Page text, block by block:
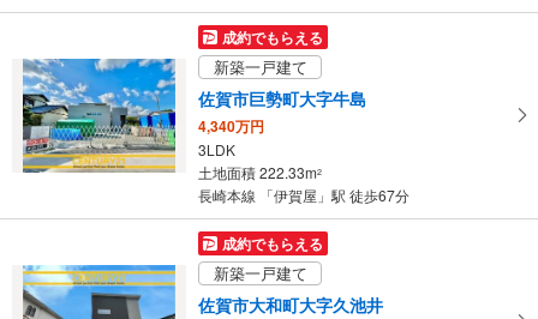
イ
ペ
ー
ジ
に
存
る
成約でもらえる
新築一戸建て
佐賀市巨勢町大字牛島
4,340万円
3LDK
土地面積 222.33m2
長崎本線 「伊賀屋」駅 徒歩67分
成約でもらえる
新築一戸建て
佐賀市大和町大字久池井